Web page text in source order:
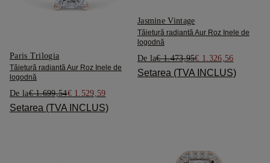
Paris Trilogia
Tăietură radiantă Aur Roz Inele de
logodnă
De la€ 1.699,54€ 1.529,59
Setarea (TVA INCLUS)
Jasmine Vintage
Tăietură radiantă Aur Roz Inele de
logodnă
De la€ 1.473,95€ 1.326,56
Setarea (TVA INCLUS)